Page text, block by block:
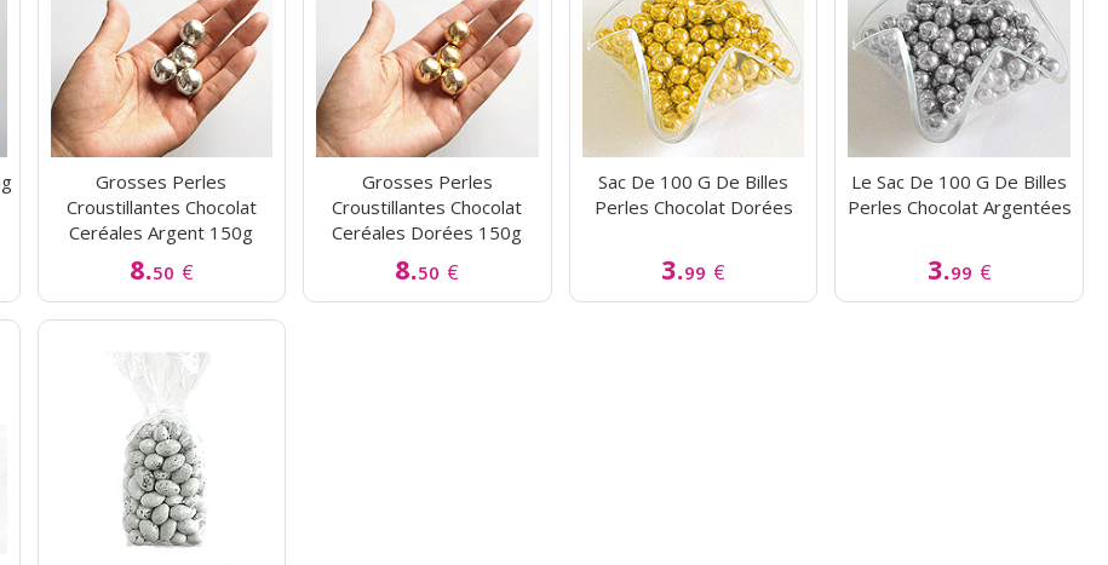
Grosses Perles
Croustillantes Chocolat
Ceréales Argent 150g
8.50 €
Grosses Perles
Croustillantes Chocolat
Ceréales Dorées 150g
8.50 €
Sac De 100 G De Billes
Perles Chocolat Dorées
3.99 €
Le Sac De 100 G De Billes
Perles Chocolat Argentées
3.99 €